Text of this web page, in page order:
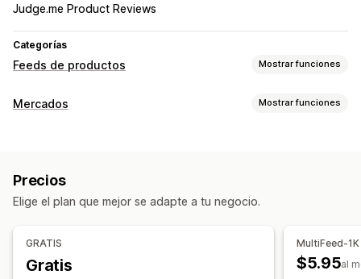
Judge.me Product Reviews
Categorías
Feeds de productos Mostrar funciones
Personalización de feed
Inventario local
Múltiples idiomas Sincronización de variantes
Gestión de feed
Mercados Mostrar funciones
Sincronización de productos
Sincronización de ofertas Moneda local
Publicaciones personalizadas
Informes y estadísticas de publicaciones
Precios
Elige el plan que mejor se adapte a tu negocio.
GRATIS
Gratis
MultiFeed-1K
$5.95al